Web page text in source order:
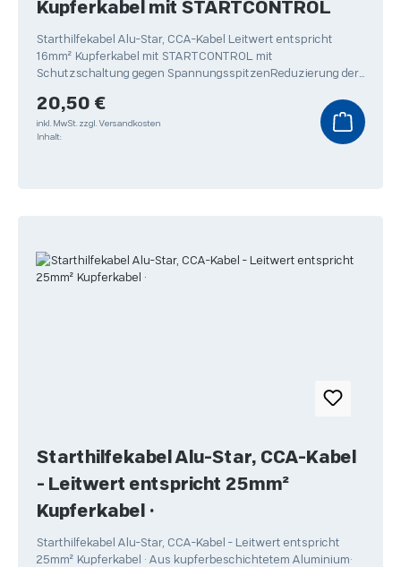
Kupferkabel mit STARTCONTROL
Starthilfekabel Alu-Star, CCA-Kabel Leitwert entspricht
16mm² Kupferkabel mit STARTCONTROL mit
Schutzschaltung gegen SpannungsspitzenReduzierung der
Regulärer Preis:
20,50 €
inkl. MwSt. zzgl. Versandkosten
Inhalt:
Starthilfekabel Alu-Star, CCA-Kabel
- Leitwert entspricht 25mm²
Kupferkabel •
Starthilfekabel Alu-Star, CCA-Kabel - Leitwert entspricht
25mm² Kupferkabel • Aus kupferbeschichtetem Aluminium•